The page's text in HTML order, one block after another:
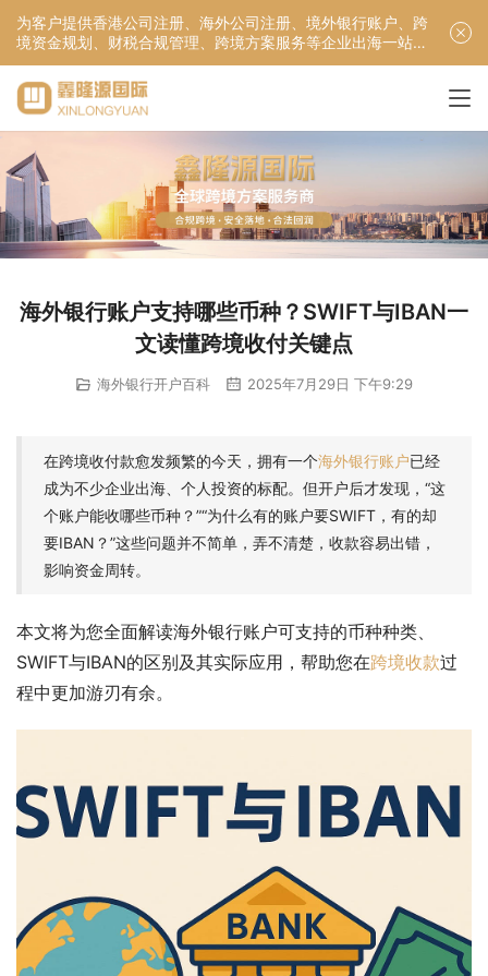
为客户提供香港公司注册、海外公司注册、境外银行账户、跨
境资金规划、财税合规管理、跨境方案服务等企业出海一站式
服务！
海外银行账户支持哪些币种？SWIFT与IBAN一
文读懂跨境收付关键点
海外银行开户百科 2025年7月29日 下午9:29
在跨境收付款愈发频繁的今天，拥有一个海外银行账户已经
成为不少企业出海、个人投资的标配。但开户后才发现，“这
个账户能收哪些币种？”“为什么有的账户要SWIFT，有的却
要IBAN？”这些问题并不简单，弄不清楚，收款容易出错，
影响资金周转。
本文将为您全面解读海外银行账户可支持的币种种类、
SWIFT与IBAN的区别及其实际应用，帮助您在跨境收款过
程中更加游刃有余。